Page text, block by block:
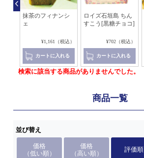
抹茶のフィナンシ
ェ
¥1,161（税込）
カートに入れる
ロイズ石垣島 ちん
すこう[黒糖チョコ]
¥702（税込）
カートに入れる
検索に該当する商品がありませんでした。
商品一覧
並び替え
価格
（低い順）
価格
（高い順）
評価順